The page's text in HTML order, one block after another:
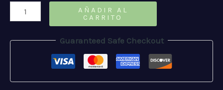
Joker
cantidad
AÑADIR AL
CARRITO
Guaranteed Safe Checkout